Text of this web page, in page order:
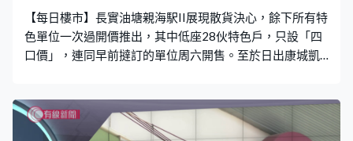
【每日樓市】長實油塘親海駅II展現散貨決心，餘下所有特
色單位一次過開價推出，其中低座28伙特色戶，只設「四
口價」，連同早前撻訂的單位周六開售。至於日出康城凱